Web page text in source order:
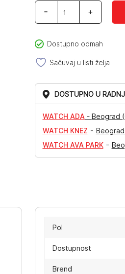
Casio
MTP-
B145D-
količinaDostupno odmah
Sačuvaj u listi želja
DOSTUPNO U
WATCH ADA - Beograd
WATCH KNEZ -
WATCH AVA PARK-
Pol
Dostupnost
Brend